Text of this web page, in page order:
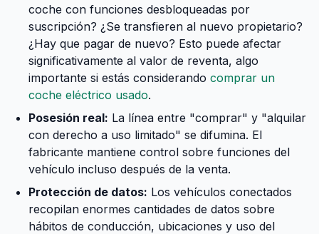
coche con funciones desbloqueadas por
suscripción? ¿Se transfieren al nuevo propietario?
¿Hay que pagar de nuevo? Esto puede afectar
significativamente al valor de reventa, algo
importante si estás considerando comprar un
coche eléctrico usado.
Posesión real: La línea entre "comprar" y "alquilar
con derecho a uso limitado" se difumina. El
fabricante mantiene control sobre funciones del
vehículo incluso después de la venta.
Protección de datos: Los vehículos conectados
recopilan enormes cantidades de datos sobre
hábitos de conducción, ubicaciones y uso del